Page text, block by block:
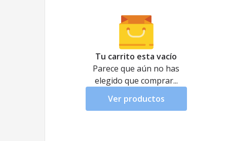
Tu carrito esta vacío
Parece que aún no has
elegido que comprar...
Ver productos